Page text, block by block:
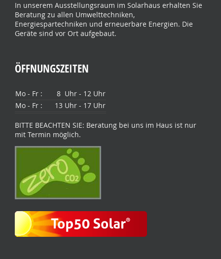
In unserem Ausstellungsraum im Solarhaus erhalten Sie
Beratung zu allen Umwelttechniken,
Energiespartechniken und erneuerbare Energien. Die
Geräte sind vor Ort aufgebaut.
ÖFFNUNGSZEITEN
Mo - Fr :
8 Uhr - 12 Uhr
Mo - Fr :
13 Uhr - 17 Uhr
BITTE BEACHTEN SIE: Beratung bei uns im Haus ist nur
mit Termin möglich.